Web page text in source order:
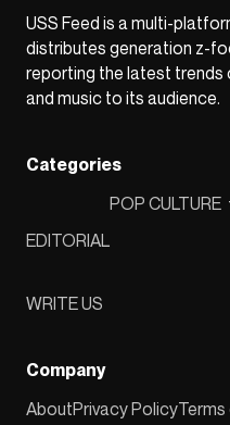
USS Feed is a multi-
distributes generation z-
reporting the latest trends
and music to its audience.
Categories
EDITORIAL
POP CULTURE
WRITE US
Company
AboutPrivacy Policy